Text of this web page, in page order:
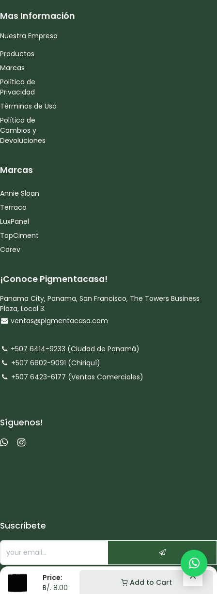
Price:
B/. 8.00
Add to Cart
Mas Información
Nuestra Empresa
Productos
Marcas
Política de
Privacidad
Términos de Uso
Política de
Cambios y
Devoluciones
Marcas
Annie Sloan
Terraco
LuxPanel
TopCiment
Corev
¡Conoce Pigmentacasa!
Panama City, Panama, San Francisco, The Towers Business
Plaza, Local 3.
ventas@pigmentacasa.com
+507 6414-9233 (Ciudad de Panamá)
+507 6602-9091 (Chiriquí)
+507 6423-6177 (Ventas Comerciales)
Síguenos!
Suscribete